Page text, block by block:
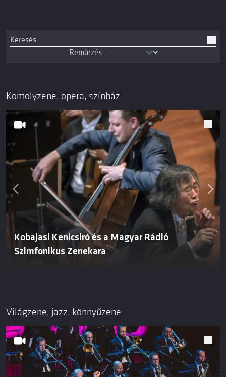
Komolyzene, opera, színház
Kobajasi Kenicsiró és a Magyar Rádió
Szimfonikus Zenekara
Világzene, jazz, könnyűzene